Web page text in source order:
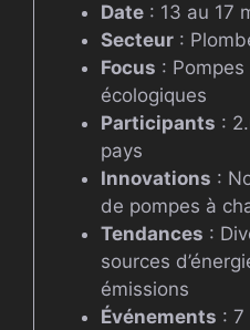
Date: 13 au 17
Secteur:
Focus :
écologiques
Participants :
pays
Innovations :
de pompes à
Tendances :
sources
émissions
Événements : 7